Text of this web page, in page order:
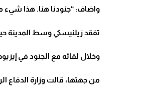
واضاف: “جنودنا هنا. هذا شيء
تفقد زيلنيسكي وسط المدينة
وخلال لقائه مع الجنود في
من جهتها، قالت وزارة الدفاع